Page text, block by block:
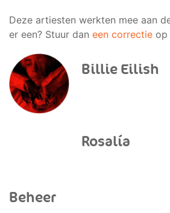
Deze artiesten werkten mee aan
er een? Stuur dan een correctie op
Billie Eilish
Rosalía
Beheer